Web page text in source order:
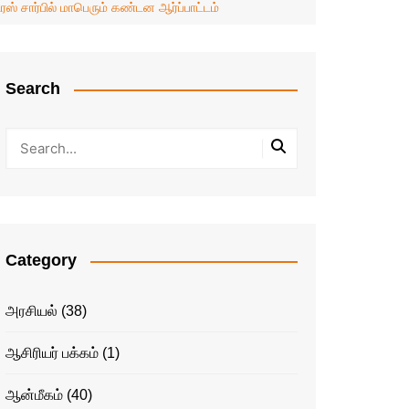
சார்பில் மாபெரும் கண்டன ஆர்ப்பாட்டம்
Search
Category
அரசியல் (38)
ஆசிரியர் பக்கம் (1)
ஆன்மீகம் (40)